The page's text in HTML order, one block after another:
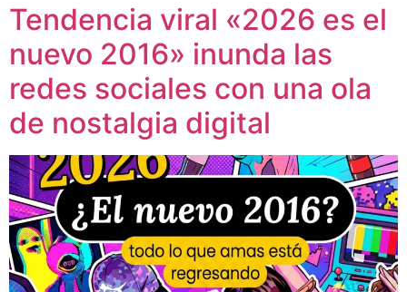
Tendencia viral «2026 es el
nuevo 2016» inunda las
redes sociales con una ola
de nostalgia digital